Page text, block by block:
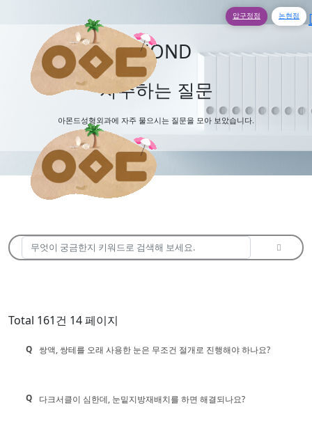
압구정점 논현점
AMOND
자주하는 질문
아몬드성형외과에 자주 물으시는 질문을 모아 보았습니다.
Total 161건 14 페이지
Q 쌍액, 쌍테를 오래 사용한 눈은 무조건 절개로 진행해야 하나요?
Q 다크서클이 심한데, 눈밑지방재배치를 하면 해결되나요?